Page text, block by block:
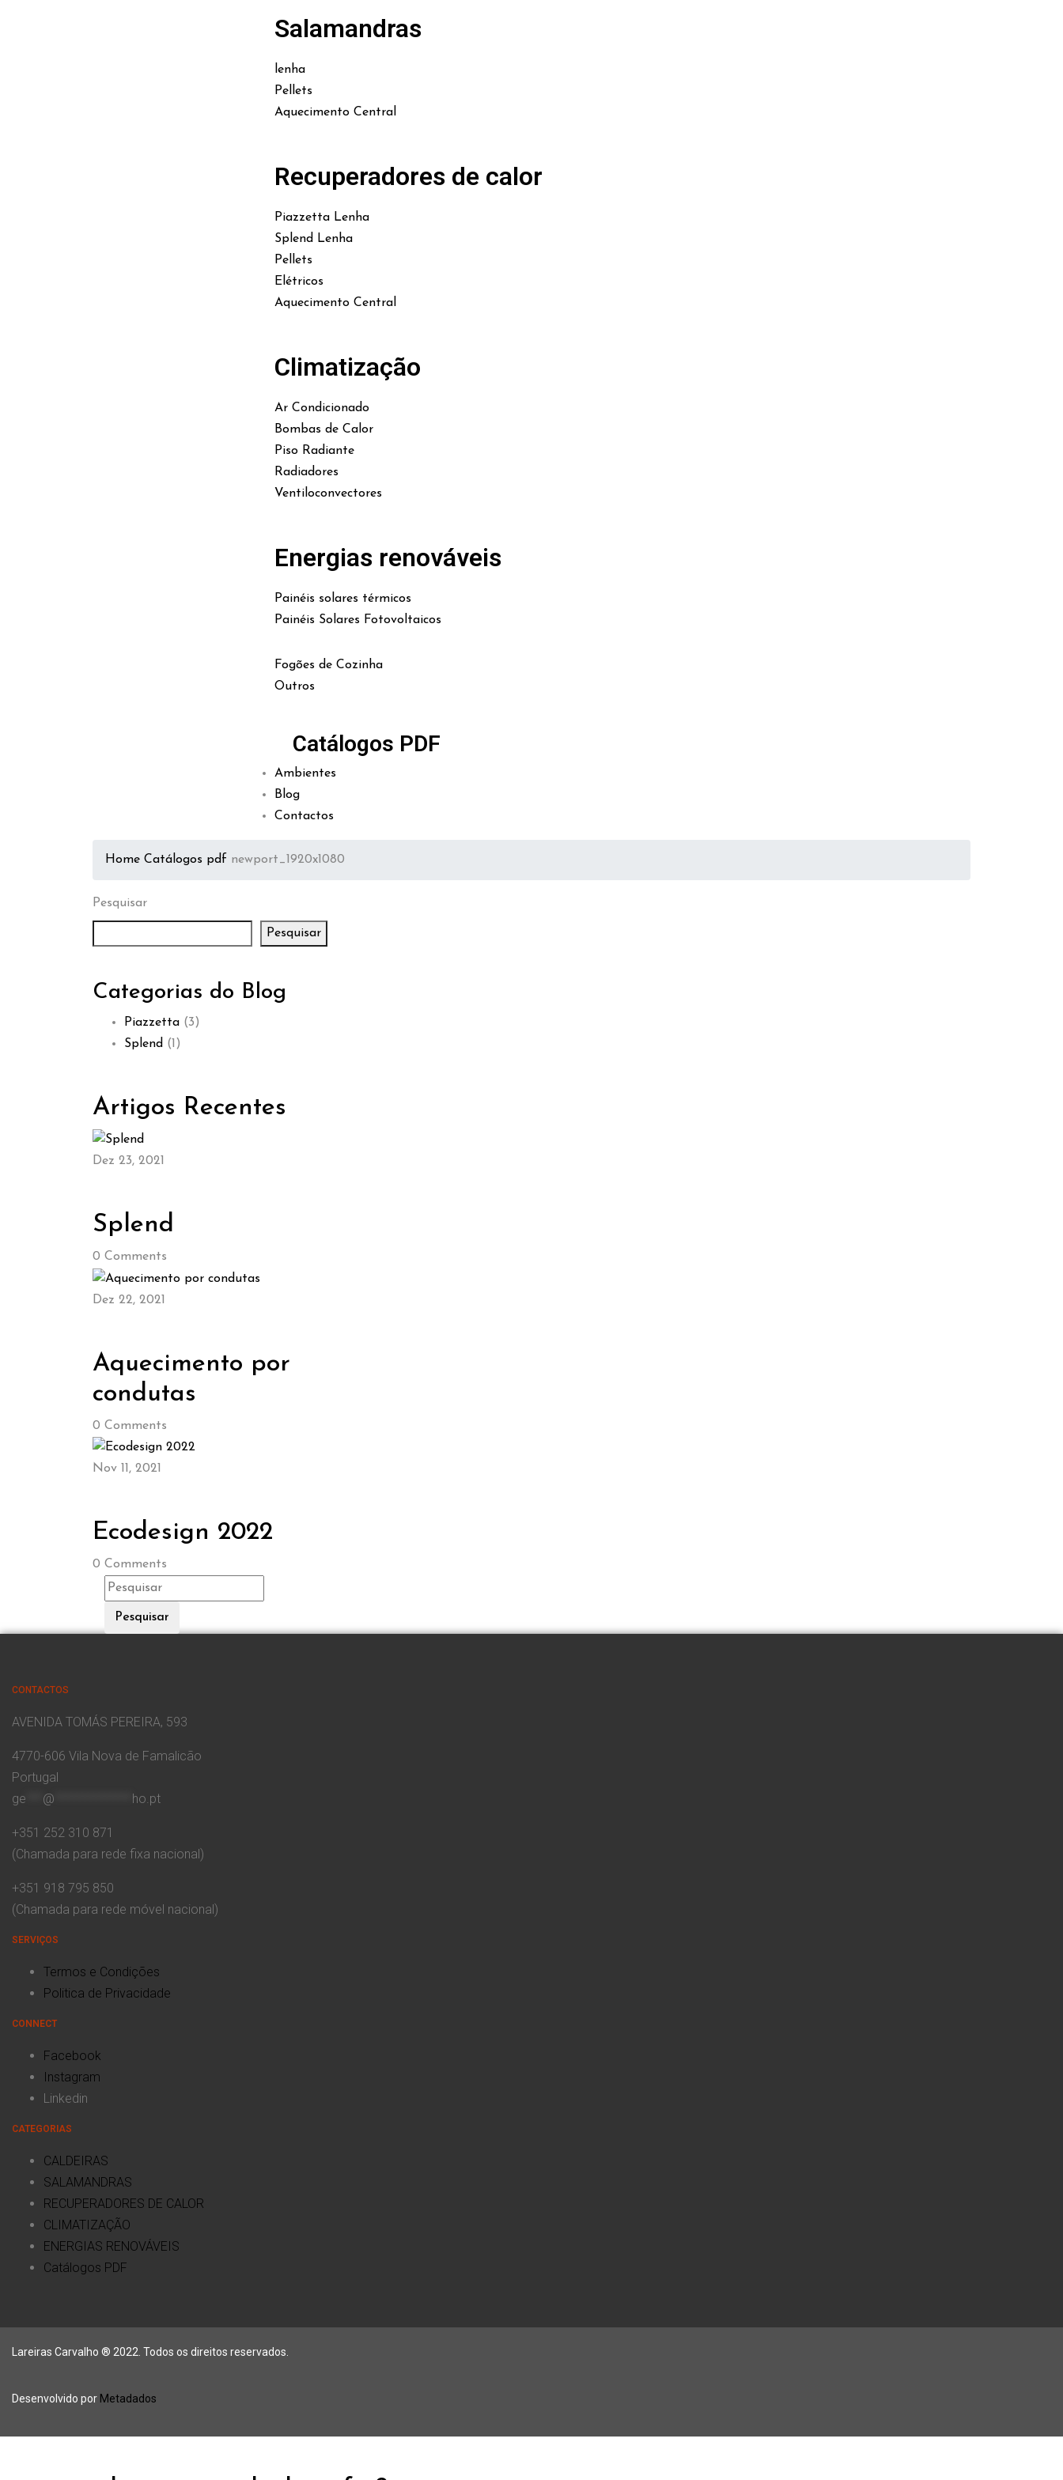
Salamandras
lenha
Pellets
Aquecimento Central
Recuperadores de calor
Piazzetta Lenha
Splend Lenha
Pellets
Elétricos
Aquecimento Central
Climatização
Ar Condicionado
Bombas de Calor
Piso Radiante
Radiadores
Ventiloconvectores
Energias renováveis
Painéis solares térmicos
Painéis Solares Fotovoltaicos
Fogões de Cozinha
Outros
Catálogos PDF
Ambientes
Blog
Contactos
Home Catálogos pdf newport_1920x1080
Pesquisar
Pesquisar
Categorias do Blog
Piazzetta (3)
Splend (1)
Artigos Recentes
Dez 23, 2021
Splend
0 Comments
Dez 22, 2021
Aquecimento por
condutas
0 Comments
Nov 11, 2021
Ecodesign 2022
0 Comments
Pesquisar
CONTACTOS
AVENIDA TOMÁS PEREIRA, 593
4770-606 Vila Nova de Famalicão
Portugal
ge
@ ho.pt
+351 252 310 871
(Chamada para rede fixa nacional)
+351 918 795 850
(Chamada para rede móvel nacional)
SERVIÇOS
Termos e Condições
Politica de Privacidade
CONNECT
Facebook
Instagram
Linkedin
CATEGORIAS
CALDEIRAS
SALAMANDRAS
RECUPERADORES DE CALOR
CLIMATIZAÇÃO
ENERGIAS RENOVÁVEIS
Catálogos PDF
Lareiras Carvalho ® 2022. Todos os direitos reservados.
Desenvolvido por Metadados